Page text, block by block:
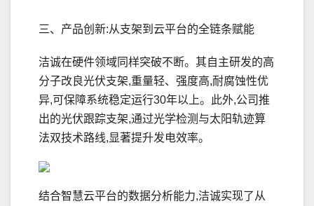
三、产品创新:从支架到云平台的全链条赋能
洁诚在硬件领域同样突破不断。其自主研发的高
分子改良光伏支架,重量轻、强度高,耐腐蚀性优
异,可保障系统稳定运行30年以上。此外,公司推
出的光伏跟踪支架,通过光学检测与太阳轨迹算
法双技术路线,显著提升发电效率。
结合智慧云平台的数据分析能力,洁诚实现了从